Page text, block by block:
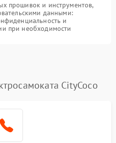
прошивок и инструментов,
данными:
и
при необходимости
CityCoco